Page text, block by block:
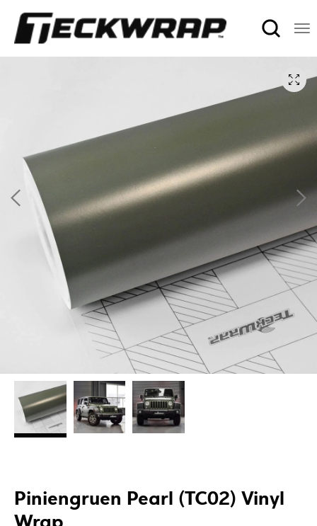
Piniengruen Pearl (TC02) Vinyl